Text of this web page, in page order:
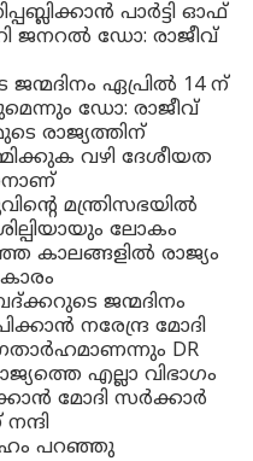
പാർട്ടി ഓഫ്
ജനറൽ ഡോ: രാജീവ്
ഏപ്രിൽ 14 ന്
ഡോ: രാജീവ്
രാജ്യത്തിന്
വഴി ദേശീയത
മന്ത്രിസഭയിൽ
ലോകം
കാലങ്ങളിൽ രാജ്യം
ജന്മദിനം
നരേന്ദ്ര മോദി
DR
എല്ലാ വിഭാഗം
മോദി സർക്കാർ
പറഞ്ഞു